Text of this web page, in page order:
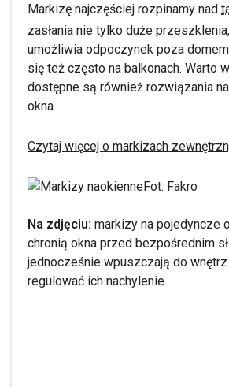
Markizę najczęściej rozpinamy nad
zasłania nie tylko duże
umożliwia odpoczynek poza
się też często na balkonach. Warto
dostępne są również rozwiązania
okna.
Czytaj więcej o markizach
Fot. Fakro
Na zdjęciu: markizy na pojedyncze
chronią okna przed bezpośrednim
jednocześnie wpuszczają do wnętrz
regulować ich nachylenie